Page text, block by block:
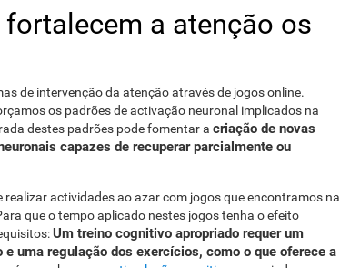
a atenção os
de intervenção da atenção através de jogos online.
os padrões de activação neuronal implicados na
destes padrões pode fomentar a criação de novas
capazes de recuperar parcialmente ou
realizar actividades ao azar com jogos que encontramos na
que o tempo aplicado nestes jogos tenha o efeito
Um treino cognitivo apropriado requer um
uma regulação dos exercícios, como o que oferece a